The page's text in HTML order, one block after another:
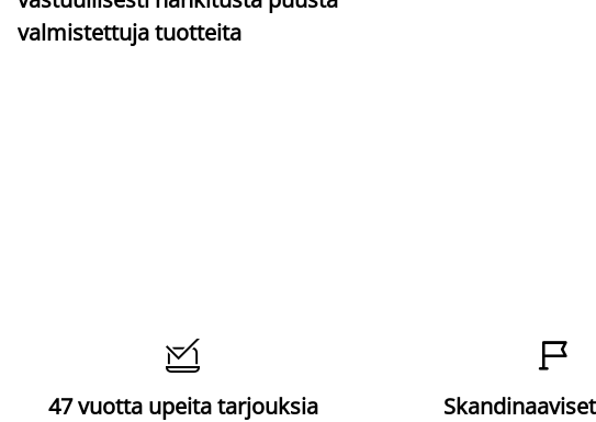
valmistettuja tuotteita

47 vuotta upeita tarjouksia
